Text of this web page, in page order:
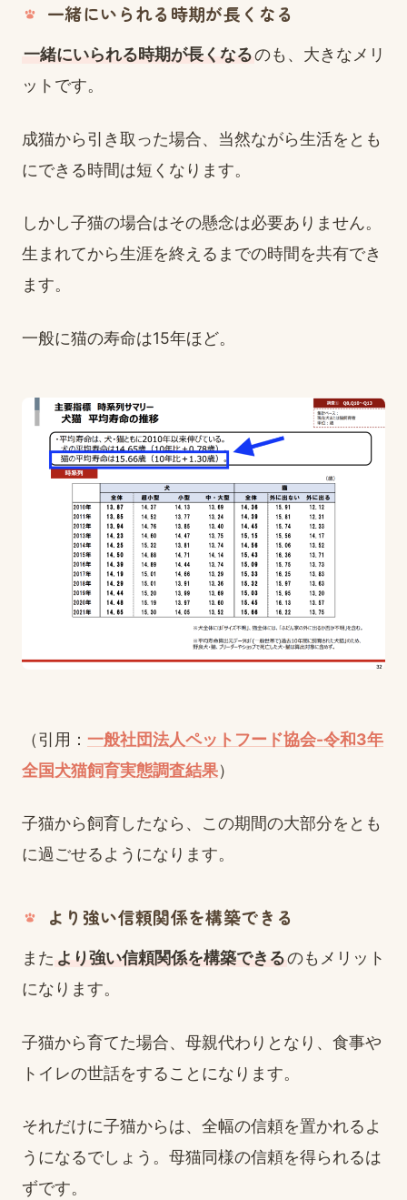
一緒にいられる時期が長くなる
一緒にいられる時期が長くなるのも、大きなメリ
ットです。
成猫から引き取った場合、当然ながら生活をとも
にできる時間は短くなります。
しかし子猫の場合はその懸念は必要ありません。
生まれてから生涯を終えるまでの時間を共有でき
ます。
一般に猫の寿命は15年ほど。
（引用： 一般社団法人ペットフード協会-令和3年
全国犬猫飼育実態調査結果）
子猫から飼育したなら、この期間の大部分をとも
に過ごせるようになります。
より強い信頼関係を構築できる
また より強い信頼関係を構築できるのもメリット
になります。
子猫から育てた場合、母親代わりとなり、食事や
トイレの世話をすることになります。
それだけに子猫からは、全幅の信頼を置かれるよ
うになるでしょう。母猫同様の信頼を得られるは
ずです。